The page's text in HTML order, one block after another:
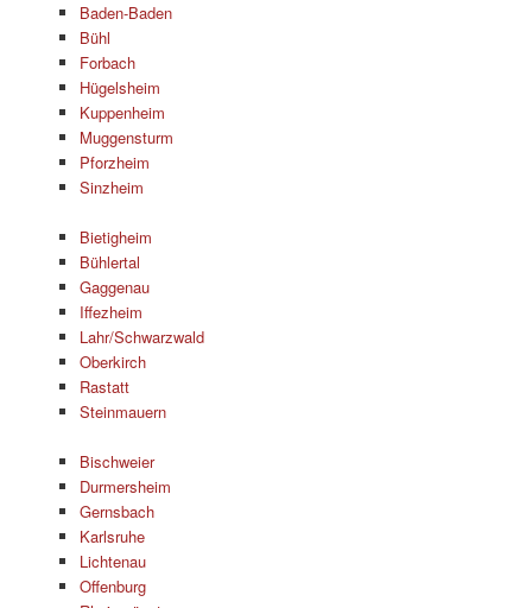
Baden-Baden
Bühl
Forbach
Hügelsheim
Kuppenheim
Muggensturm
Pforzheim
Sinzheim
Bietigheim
Bühlertal
Gaggenau
Iffezheim
Lahr/Schwarzwald
Oberkirch
Rastatt
Steinmauern
Bischweier
Durmersheim
Gernsbach
Karlsruhe
Lichtenau
Offenburg